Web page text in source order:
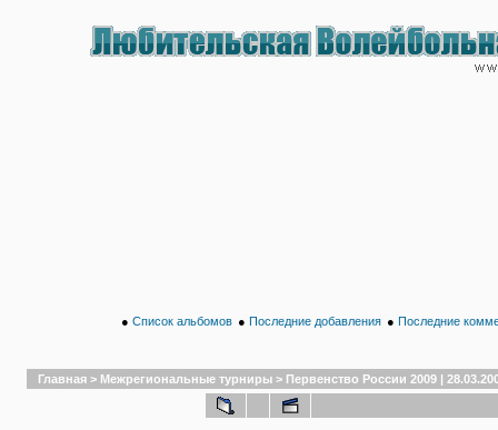
● Список альбомов ● Последние добавления ● Последние
Главная > Межрегиональные турниры > Первенство России 2009 |